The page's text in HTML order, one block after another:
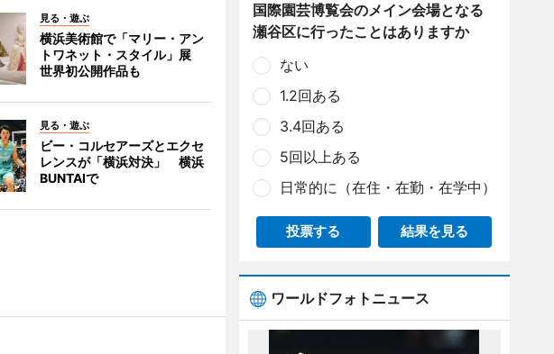
見る・遊ぶ
横浜美術館で「マリー・アン
トワネット・スタイル」展
世界初公開作品も
見る・遊ぶ
ビー・コルセアーズとエクセ
レンスが「横浜対決」 横浜
BUNTAIで
国際園芸博覧会のメイン会場となる
瀬谷区に行ったことはありますか
ない
1.2回ある
3.4回ある
5回以上ある
日常的に（在住・在勤・在学中）
投票する 結果を見る
ワールドフォトニュース